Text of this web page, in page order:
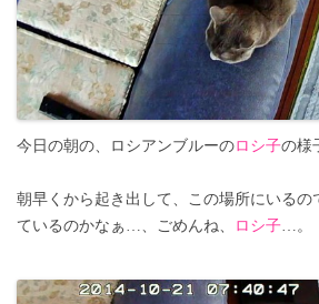
今日の朝の、ロシアンブルーのロシ子の様
朝早くから起き出して、この場所にいるの
ているのかなぁ…、ごめんね、
ロシ子 …。